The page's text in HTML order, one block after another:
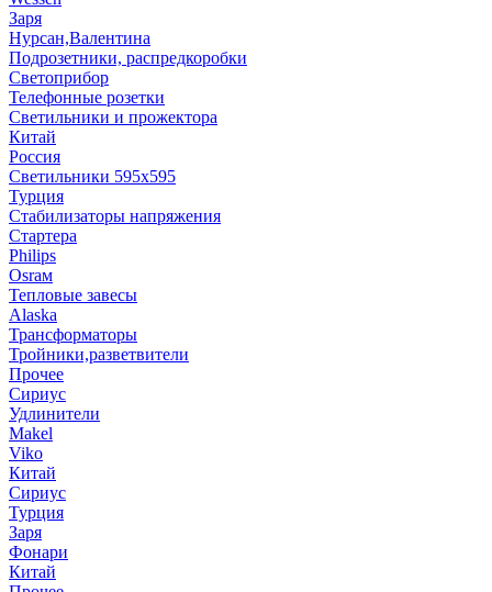
Заря
Нурсан,Валентина
Подрозетники, распредкоробки
Светоприбор
Телефонные розетки
Светильники и прожектора
Китай
Россия
Светильники 595х595
Турция
Стабилизаторы напряжения
Стартера
Philips
Оsrам
Тепловые завесы
Alaska
Трансформаторы
Тройники,разветвители
Прочее
Сириус
Удлинители
Makel
Viko
Китай
Сириус
Турция
Заря
Фонари
Китай